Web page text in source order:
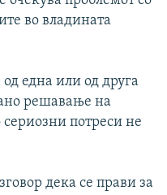
во владината
една или од друга
решавање на
потреси не
дека се прави за